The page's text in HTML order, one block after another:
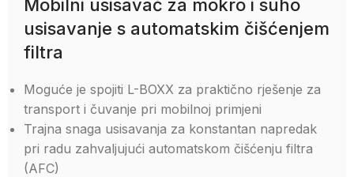
Mobilni usisavač za mokro i suho
usisavanje s automatskim čišćenjem
filtra
Moguće je spojiti L-BOXX za praktično rješenje za
transport i čuvanje pri mobilnoj primjeni
Trajna snaga usisavanja za konstantan napredak
pri radu zahvaljujući automatskom čišćenju filtra
(AFC)